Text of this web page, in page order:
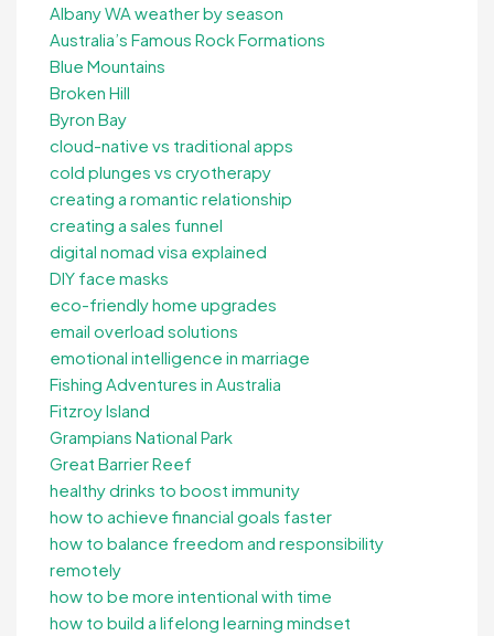
Albany WA weather by season
Australia’s Famous Rock Formations
Blue Mountains
Broken Hill
Byron Bay
cloud-native vs traditional apps
cold plunges vs cryotherapy
creating a romantic relationship
creating a sales funnel
digital nomad visa explained
DIY face masks
eco-friendly home upgrades
email overload solutions
emotional intelligence in marriage
Fishing Adventures in Australia
Fitzroy Island
Grampians National Park
Great Barrier Reef
healthy drinks to boost immunity
how to achieve financial goals faster
how to balance freedom and responsibility
remotely
how to be more intentional with time
how to build a lifelong learning mindset